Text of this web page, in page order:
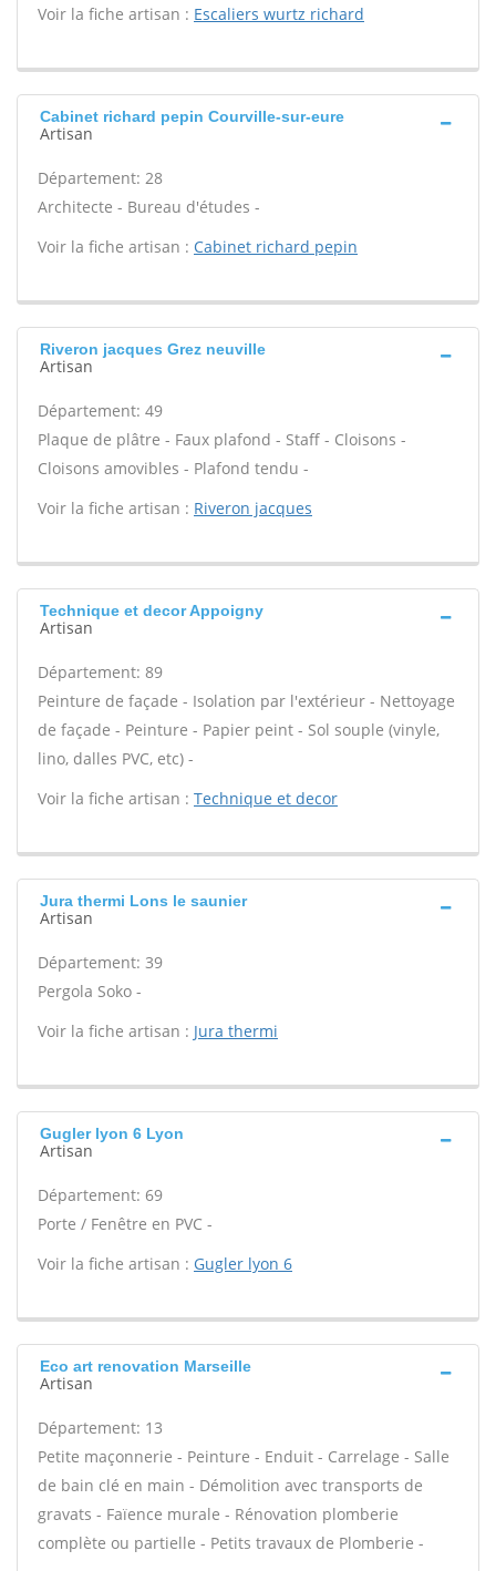
Voir la fiche artisan : Escaliers wurtz richard
Cabinet richard pepin Courville-sur-eure
Artisan
Département: 28
Architecte - Bureau d'études -
Voir la fiche artisan : Cabinet richard pepin
Riveron jacques Grez neuville
Artisan
Département: 49
Plaque de plâtre - Faux plafond - Staff - Cloisons -
Cloisons amovibles - Plafond tendu -
Voir la fiche artisan : Riveron jacques
Technique et decor Appoigny
Artisan
Département: 89
Peinture de façade - Isolation par l'extérieur - Nettoyage
de façade - Peinture - Papier peint - Sol souple (vinyle,
lino, dalles PVC, etc) -
Voir la fiche artisan : Technique et decor
Jura thermi Lons le saunier
Artisan
Département: 39
Pergola Soko -
Voir la fiche artisan : Jura thermi
Gugler lyon 6 Lyon
Artisan
Département: 69
Porte / Fenêtre en PVC -
Voir la fiche artisan : Gugler lyon 6
Eco art renovation Marseille
Artisan
Département: 13
Petite maçonnerie - Peinture - Enduit - Carrelage - Salle
de bain clé en main - Démolition avec transports de
gravats - Faïence murale - Rénovation plomberie
complète ou partielle - Petits travaux de Plomberie -